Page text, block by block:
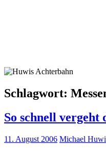
Schlagwort:
So schnell
11. August 2006 Michael